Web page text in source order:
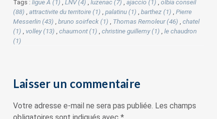
Tags : ligue A (1) LNV (4) luzenac (7) ajaccio (1)
olbia conseil
(88)
attractivite du territoire (1) palatinu (1) barthez (1)
Pierre
Messerlin (43)
bruno soirfeck (1) Thomas Remoleur (46)
chatel
(1)
volley (13) chaumont (1) christine guillemy (1)
le chaudron
(1)
Laisser un commentaire
Votre adresse e-mail ne sera pas publiée. Les champs